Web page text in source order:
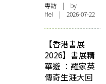
專訪 | by
Hei | 2026-07-22
【香港書展
2026】書展精
華遊 ：羅家英
傳奇生涯大回